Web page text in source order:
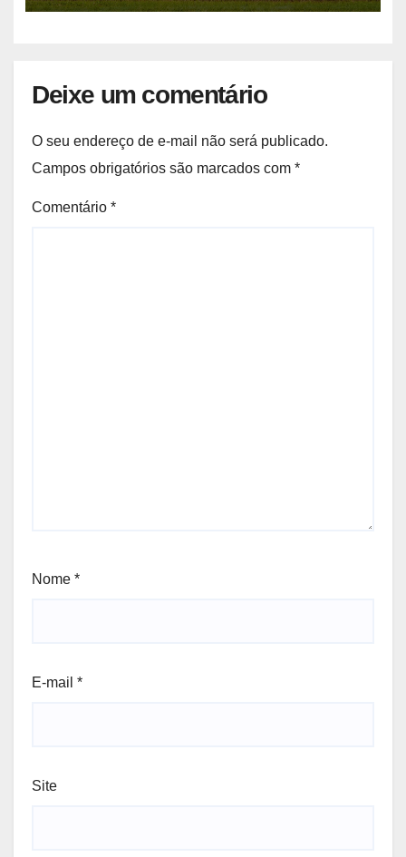
Deixe um comentário
O seu endereço de e-mail não será publicado.
Campos obrigatórios são marcados com *
Comentário *
Nome *
E-mail *
Site